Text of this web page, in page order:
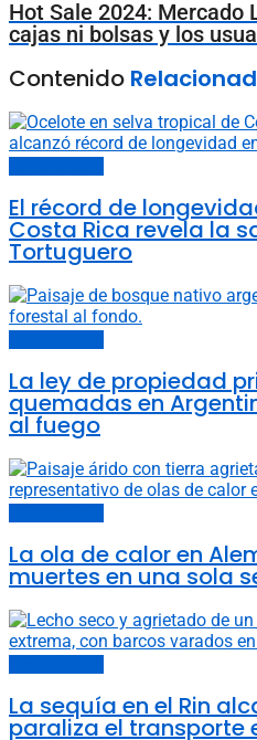
Hot Sale 2024: Mercado
cajas ni bolsas y los
Contenido
El récord de
Costa Rica revela la
Tortuguero
La ley de propiedad
quemadas en
al fuego
La ola de calor en
muertes en una sola
La sequía en el Rin
paraliza el transporte